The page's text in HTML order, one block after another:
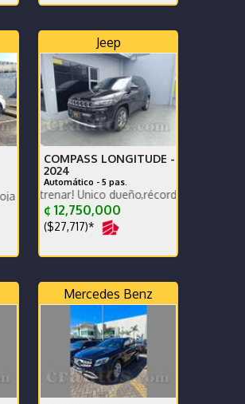
Jeep
COMPASS LONGITUDE -
2024
Automático - 5 pas.
Único dueño,récord mant agencia,muy bajo
¢ 12,750,000
($27,717)*
Mercedes Benz